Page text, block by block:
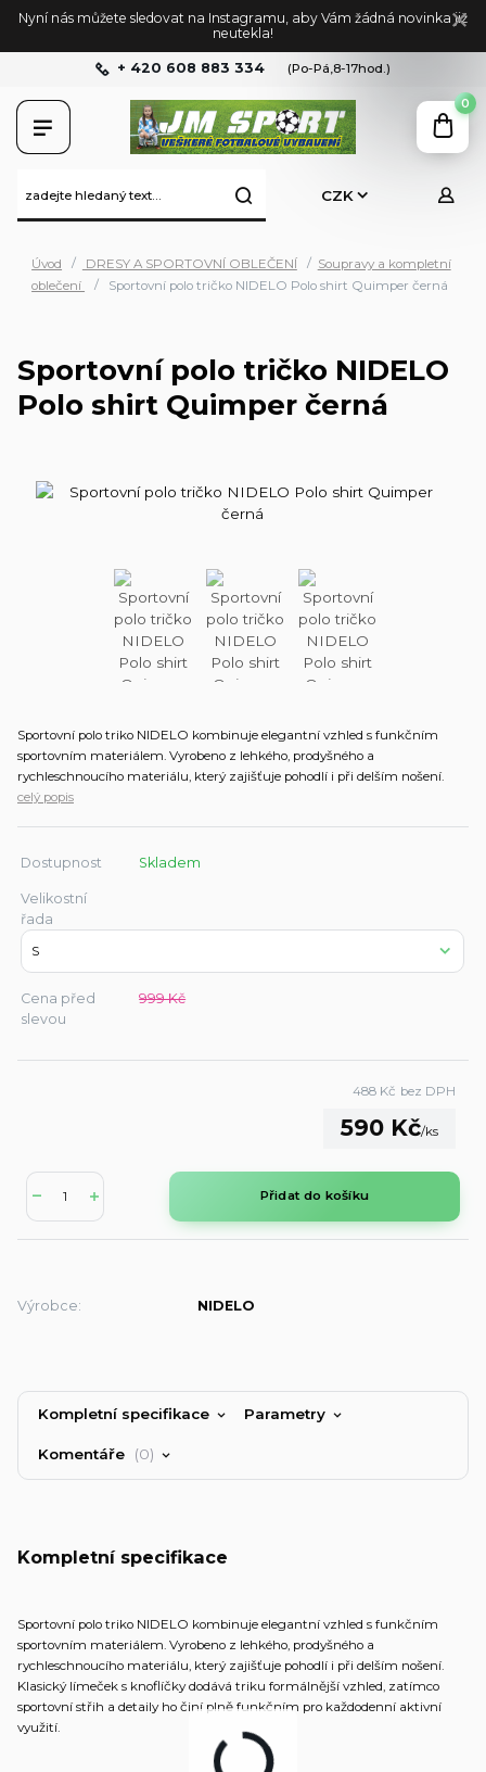
Nyní nás můžete sledovat na Instagramu, aby Vám žádná novinka již
neutekla!
CZK
+ 420 608 883 334 (Po-Pá,8-17hod.)
0
Úvod DRESY A SPORTOVNÍ OBLEČENÍ
Soupravy a kompletní
oblečení
Sportovní polo tričko NIDELO Polo shirt Quimper černá
Sportovní polo tričko NIDELO
Polo shirt Quimper černá
Sportovní polo triko NIDELO kombinuje elegantní vzhled s funkčním
sportovním materiálem. Vyrobeno z lehkého, prodyšného a
rychleschnoucího materiálu, který zajišťuje pohodlí i při delším nošení.
celý popis
Dostupnost Skladem
Velikostní
řada
Cena před
slevou
999 Kč
590 Kč/ks
488 Kč bez DPH
Přidat do košíku
Výrobce: NIDELO
Kompletní specifikace Parametry
Komentáře 0
Kompletní specifikace
Sportovní polo triko NIDELO kombinuje elegantní vzhled s funkčním
sportovním materiálem. Vyrobeno z lehkého, prodyšného a
rychleschnoucího materiálu, který zajišťuje pohodlí i při delším nošení.
Klasický límeček s knoflíčky dodává triku formálnější vzhled, zatímco
sportovní střih a detaily ho činí plně funkčním pro každodenní aktivní
využití.